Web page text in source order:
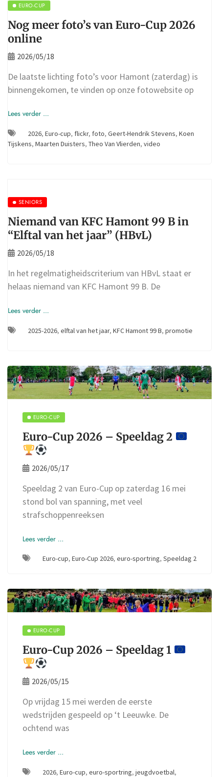
EURO-CUP
Nog meer foto’s van Euro-Cup 2026
online
2026/05/18
De laatste lichting foto’s voor Hamont (zaterdag) is
binnengekomen, te vinden op onze fotowebsite op
Lees verder ...
2026, Euro-cup, flickr, foto, Geert-Hendrik Stevens, Koen
Tijskens, Maarten Duisters, Theo Van Vlierden, video
SENIORS
Niemand van KFC Hamont 99 B in
“Elftal van het jaar” (HBvL)
2026/05/18
In het regelmatigheidscriterium van HBvL staat er
helaas niemand van KFC Hamont 99 B. De
Lees verder ...
2025-2026, elftal van het jaar, KFC Hamont 99 B, promotie
EURO-CUP
Euro-Cup 2026 – Speeldag 2
2026/05/17
Speeldag 2 van Euro-Cup op zaterdag 16 mei
stond bol van spanning, met veel
strafschoppenreeksen
Lees verder ...
Euro-cup, Euro-Cup 2026, euro-sportring, Speeldag 2
EURO-CUP
Euro-Cup 2026 – Speeldag 1
2026/05/15
Op vrijdag 15 mei werden de eerste
wedstrijden gespeeld op ‘t Leeuwke. De
ochtend was
Lees verder ...
2026, Euro-cup, euro-sportring, jeugdvoetbal,